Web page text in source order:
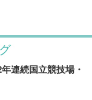
連続国立競技場・